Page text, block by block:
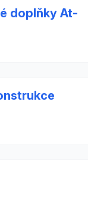
doplňky At-